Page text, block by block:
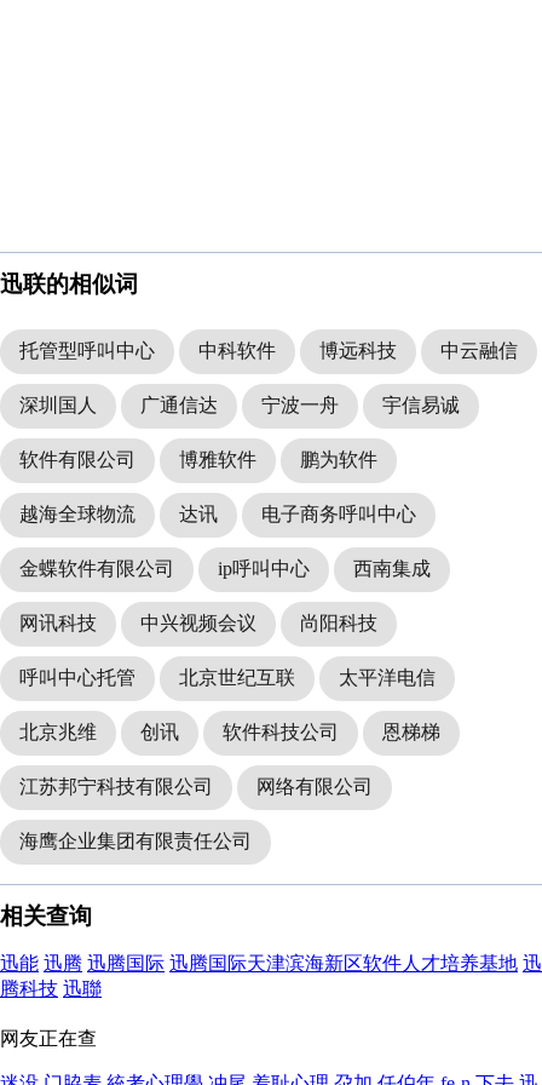
迅联的相似词
托管型呼叫中心 中科软件 博远科技 中云融信
深圳国人 广通信达 宁波一舟 宇信易诚
软件有限公司 博雅软件 鹏为软件
越海全球物流 达讯 电子商务呼叫中心
金蝶软件有限公司 ip呼叫中心 西南集成
网讯科技 中兴视频会议 尚阳科技
呼叫中心托管 北京世纪互联 太平洋电信
北京兆维 创讯 软件科技公司 恩梯梯
江苏邦宁科技有限公司 网络有限公司
海鹰企业集团有限责任公司
相关查询
迅能 迅腾 迅腾国际 迅腾国际天津滨海新区软件人才培养基地 迅
腾科技 迅聯
网友正在查